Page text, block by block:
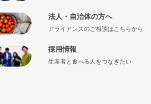
法人・自治体の方へ
アライアンスのご相談はこちらから
採用情報
生産者と食べる人をつなぎたい